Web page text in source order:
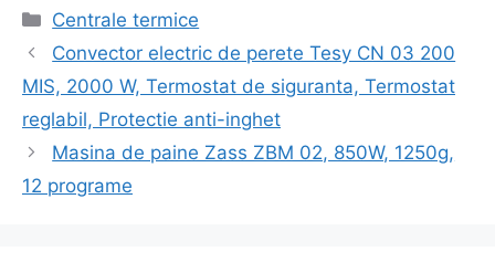
Categorii
Centrale termice
Navigare
în
Convector electric de perete Tesy CN 03 200
MIS, 2000 W, Termostat de siguranta, Termostat
reglabil, Protectie anti-inghet
Masina de paine Zass ZBM 02, 850W, 1250g,
12 programe